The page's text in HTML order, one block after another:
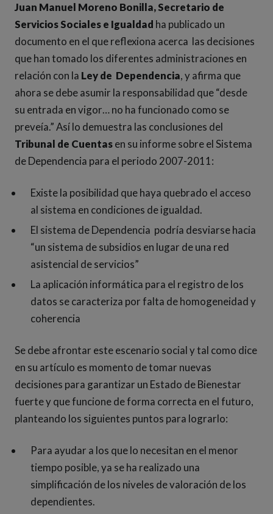
Juan Manuel Moreno Bonilla, Secretario de
Servicios Sociales e Igualdad ha publicado un
documento en el que reflexiona acerca las decisiones
que han tomado los diferentes administraciones en
relación con la Ley de Dependencia, y afirma que
ahora se debe asumir la responsabilidad que “desde
su entrada en vigor… no ha funcionado como se
preveía.” Así lo demuestra las conclusiones del
Tribunal de Cuentasen su informe sobre el Sistema
de Dependencia para el periodo 2007-2011:
Existe la posibilidad que haya quebrado el acceso
al sistema en condiciones de igualdad.
El sistema de Dependencia podría desviarse hacia
“un sistema de subsidios en lugar de una red
asistencial de servicios”
La aplicación informática para el registro de los
datos se caracteriza por falta de homogeneidad y
coherencia
Se debe afrontar este escenario social y tal como dice
en su artículo es momento de tomar nuevas
decisiones para garantizar un Estado de Bienestar
fuerte y que funcione de forma correcta en el futuro,
planteando los siguientes puntos para lograrlo:
Para ayudar a los que lo necesitan en el menor
tiempo posible, ya se ha realizado una
simplificación de los niveles de valoración de los
dependientes.